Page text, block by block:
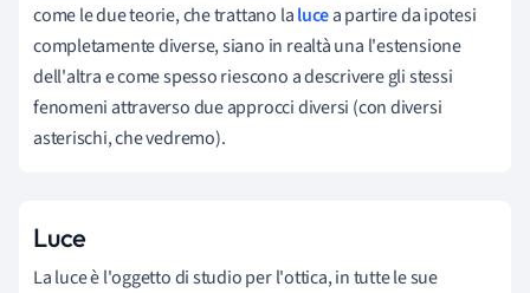
come le due teorie, che trattano lalucea partire da ipotesi
completamente diverse, siano in realtà una l'estensione
dell'altra e come spesso riescono a descrivere gli stessi
fenomeni attraverso due approcci diversi (con diversi
asterischi, che vedremo).
Luce
La luce è l'oggetto di studio per l'ottica, in tutte le sue